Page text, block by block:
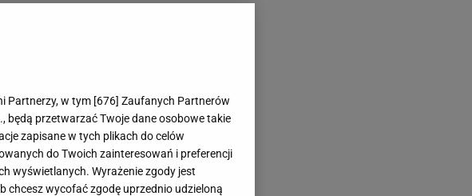
Partnerzy, w tym [676] Zaufanych Partnerów
będą przetwarzać Twoje dane osobowe takie
zapisane w tych plikach do celów
do Twoich zainteresowań i preferencji
wyświetlanych. Wyrażenie zgody jest
chcesz wycofać zgodę uprzednio udzieloną